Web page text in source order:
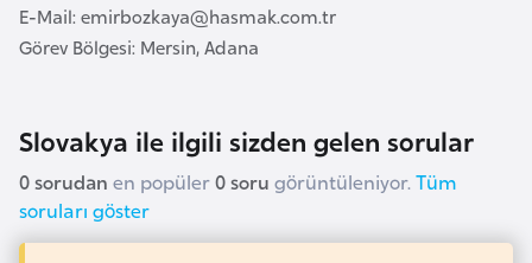
E-Mail: emirbozkaya@hasmak.com.tr
Görev Bölgesi: Mersin, Adana
Slovakya ile ilgili sizden gelen sorular
0 sorudan en popüler0 soru görüntüleniyor.Tüm
soruları göster
B
i
k
a